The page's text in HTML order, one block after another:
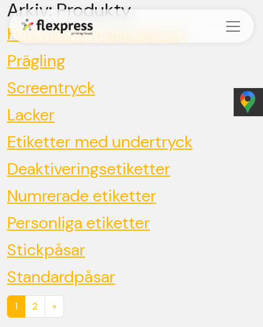
Skip to content
Arkiv: Produkty
Förgyllning (kallprägling)
Prägling
Screentryck
Lacker
Etiketter med undertryck
Deaktiveringsetiketter
Numrerade etiketter
Personliga etiketter
Stickpåsar
Standardpåsar
Posts navigation
1 2 »